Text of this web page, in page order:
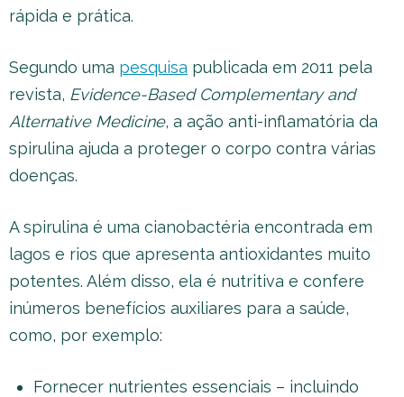
rápida e prática.
Segundo uma pesquisa publicada em 2011 pela
revista, Evidence-Based Complementary and
Alternative Medicine, a ação anti-inflamatória da
spirulina ajuda a proteger o corpo contra várias
doenças.
A spirulina é uma cianobactéria encontrada em
lagos e rios que apresenta antioxidantes muito
potentes. Além disso, ela é nutritiva e confere
inúmeros benefícios auxiliares para a saúde,
como, por exemplo:
Fornecer nutrientes essenciais – incluindo